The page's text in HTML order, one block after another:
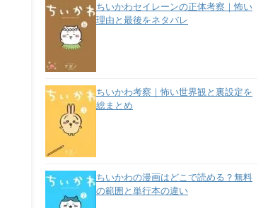
ちいかわセイレーンの正体考察｜怖い
理由と最後をネタバレ
ちいかわ考察｜怖い世界観と裏設定を
総まとめ
ちいかわの漫画はどこで読める？無料
の範囲と単行本の違い